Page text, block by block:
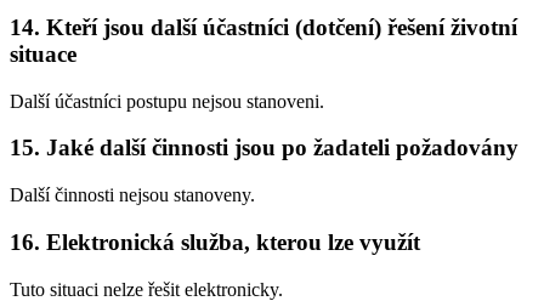
14. Kteří jsou další účastníci (dotčení) řešení životní
situace
Další účastníci postupu nejsou stanoveni.
15. Jaké další činnosti jsou po žadateli požadovány
Další činnosti nejsou stanoveny.
16. Elektronická služba, kterou lze využít
Tuto situaci nelze řešit elektronicky.